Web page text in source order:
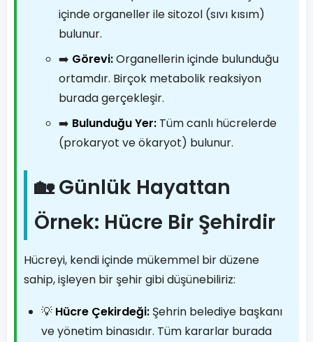
içinde organeller ile sitozol (sıvı kısım)
bulunur.
➡️ Görevi:Organellerin içinde bulunduğu
ortamdır. Birçok metabolik reaksiyon
burada gerçekleşir.
➡️ Bulunduğu Yer: Tüm canlı hücrelerde
(prokaryot ve ökaryot) bulunur.
🏡 Günlük Hayattan
Örnek: Hücre Bir Şehirdir
Hücreyi, kendi içinde mükemmel bir düzene
sahip, işleyen bir şehir gibi düşünebiliriz:
💡 Hücre Çekirdeği: Şehrin belediye başkanı
ve yönetim binasıdır. Tüm kararlar burada